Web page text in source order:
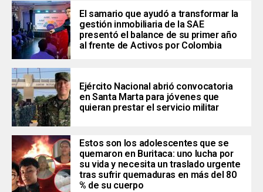
El samario que ayudó a transformar la
gestión inmobiliaria de la SAE
presentó el balance de su primer año
al frente de Activos por Colombia
Ejército Nacional abrió convocatoria
en Santa Marta para jóvenes que
quieran prestar el servicio militar
Estos son los adolescentes que se
quemaron en Buritaca: uno lucha por
su vida y necesita un traslado urgente
tras sufrir quemaduras en más del 80
% de su cuerpo